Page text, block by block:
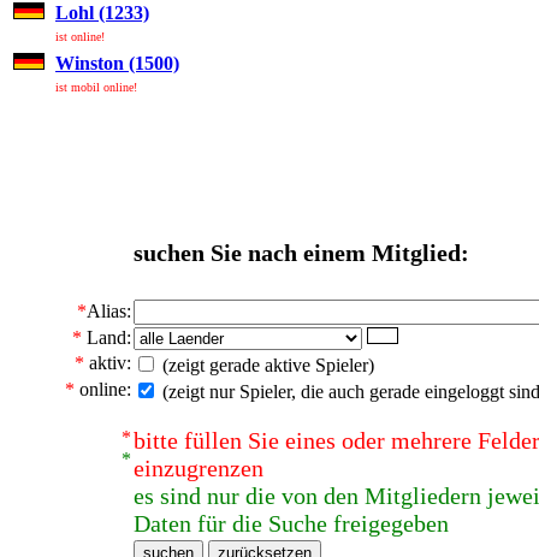
Lohl (1233)
ist online!
Winston (1500)
ist mobil online!
suchen Sie nach einem Mitglied:
*Alias:
* Land:
* aktiv:
(zeigt gerade aktive Spieler)
* online: (zeigt nur Spieler, die auch gerade eingeloggt
*
*
bitte füllen Sie eines oder mehrere
einzugrenzen
es sind nur die von den Mitgliedern
Daten für die Suche freigegeben